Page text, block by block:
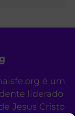
é um
liderado
Jesus Cristo